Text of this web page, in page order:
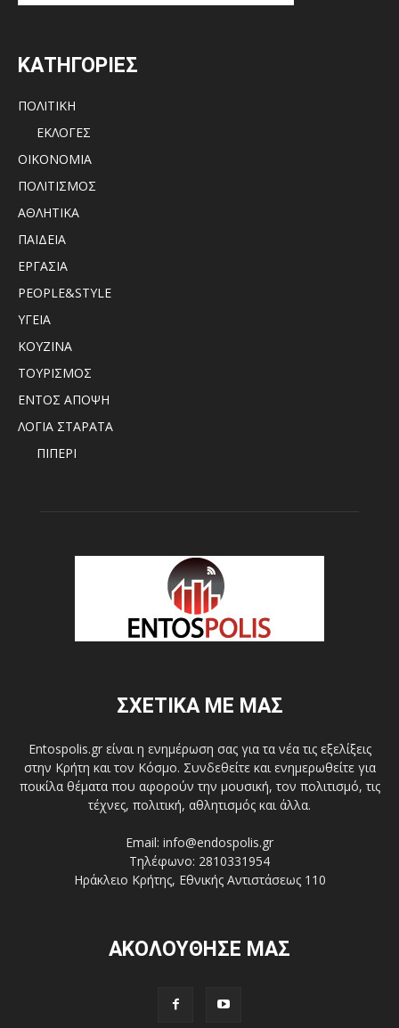
ΚΑΤΗΓΟΡΙΕΣ
ΠΟΛΙΤΙΚΗ
ΕΚΛΟΓΕΣ
ΟΙΚΟΝΟΜΙΑ
ΠΟΛΙΤΙΣΜΟΣ
ΑΘΛΗΤΙΚΑ
ΠΑΙΔΕΙΑ
ΕΡΓΑΣΙΑ
PEOPLE&STYLE
ΥΓΕΙΑ
ΚΟΥΖΙΝΑ
ΤΟΥΡΙΣΜΟΣ
ΕΝΤΟΣ ΑΠΟΨΗ
ΛΟΓΙΑ ΣΤΑΡΑΤΑ
ΠΙΠΕΡΙ
ΣΧΕΤΙΚΑ ΜΕ ΜΑΣ
Entospolis.gr είναι η ενημέρωση σας για τα νέα τις εξελίξεις
στην Κρήτη και τον Κόσμο. Συνδεθείτε και ενημερωθείτε για
ποικίλα θέματα που αφορούν την μουσική, τον πολιτισμό, τις
τέχνες, πολιτική, αθλητισμός και άλλα.
Email: info@endospolis.gr
Τηλέφωνο: 2810331954
Ηράκλειο Κρήτης, Εθνικής Αντιστάσεως 110
ΑΚΟΛΟΥΘΗΣΕ ΜΑΣ